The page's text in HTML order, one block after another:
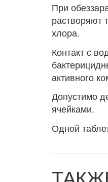
При
растворяют
хлора.
Контакт с
активного
Допустимо
ячейками.
Одной